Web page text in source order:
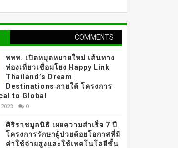
COMMENTS
ททท. เปิดหมุดหมายใหม่ เส้นทาง
ท่องเที่ยวเชื่อมโยง Happy Link
Thailand’s Dream
Destinations ภายใต้ โครงการ
to Global
0
ศิริราชมูลนิธิ เผยความสำเร็จ 7 ปี
โครงการรักษาผู้ป่วยด้อยโอกาสที่มี
ค่าใช้จ่ายสูงและใช้เทคโนโลยีขั้น